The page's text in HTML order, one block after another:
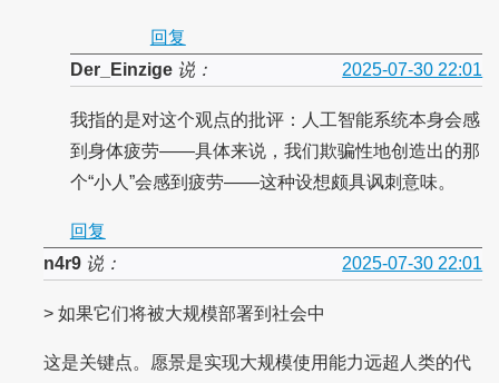
回复
Der_Einzige说： 2025-07-30 22:01
我指的是对这个观点的批评：人工智能系统本身会感
到身体疲劳——具体来说，我们欺骗性地创造出的那
个“小人”会感到疲劳——这种设想颇具讽刺意味。
回复
n4r9说： 2025-07-30 22:01
> 如果它们将被大规模部署到社会中
这是关键点。愿景是实现大规模使用能力远超人类的代